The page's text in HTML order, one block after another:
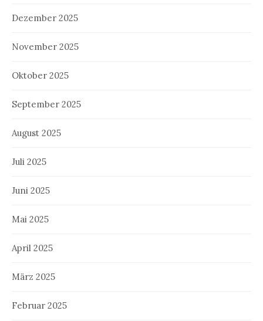
Dezember 2025
November 2025
Oktober 2025
September 2025
August 2025
Juli 2025
Juni 2025
Mai 2025
April 2025
März 2025
Februar 2025